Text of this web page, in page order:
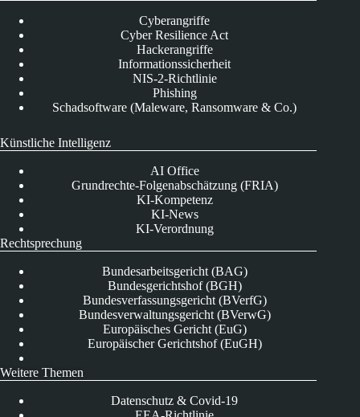
Cyberangriffe
Cyber Resilience Act
Hackerangriffe
Informationssicherheit
NIS-2-Richtlinie
Phishing
Schadsoftware (Maleware, Ransomware & Co.)
Künstliche Intelligenz
AI Office
Grundrechte-Folgenabschätzung (FRIA)
KI-Kompetenz
KI-News
KI-Verordnung
Rechtsprechung
Bundesarbeitsgericht (BAG)
Bundesgerichtshof (BGH)
Bundesverfassungsgericht (BVerfG)
Bundesverwaltungsgericht (BVerwG)
Europäisches Gericht (EuG)
Europäischer Gerichtshof (EuGH)
Weitere Themen
Datenschutz & Covid-19